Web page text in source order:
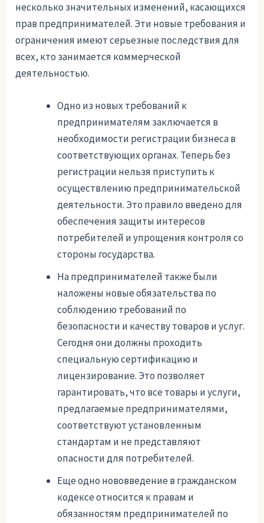
несколько значительных изменений, касающихся
прав предпринимателей. Эти новые требования и
ограничения имеют серьезные последствия для
всех, кто занимается коммерческой
деятельностью.
Одно из новых требований к
предпринимателям заключается в
необходимости регистрации бизнеса в
соответствующих органах. Теперь без
регистрации нельзя приступить к
осуществлению предпринимательской
деятельности. Это правило введено для
обеспечения защиты интересов
потребителей и упрощения контроля со
стороны государства.
На предпринимателей также были
наложены новые обязательства по
соблюдению требований по
безопасности и качеству товаров и услуг.
Сегодня они должны проходить
специальную сертификацию и
лицензирование. Это позволяет
гарантировать, что все товары и услуги,
предлагаемые предпринимателями,
соответствуют установленным
стандартам и не представляют
опасности для потребителей.
Еще одно нововведение в гражданском
кодексе относится к правам и
обязанностям предпринимателей по